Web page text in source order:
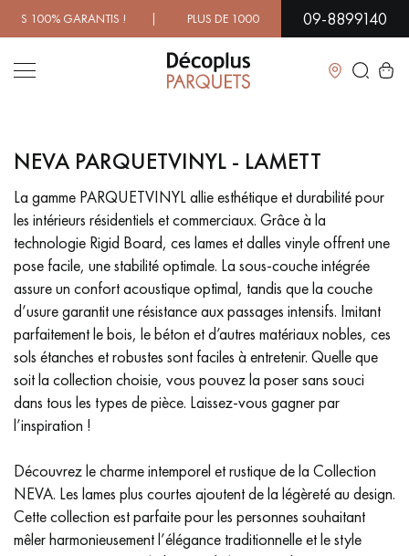
GARANTIS ! | PLUS DE 1000 MODÈLES À DÉCOUVRIR
09-8899140
Fermer
LES RECHERCHES LES PLUS COURANTES
PARQUET MASSIF
PARQUET CONTRECOLLÉ -
FLOTTANT
SOL PLAQUÉ BOIS VERITABLES
PARQUETS À MOTIFS
TRADITIONNELS
PARQUET EN BOIS EXOTIQUE PARQUET VERNIS
PARQUET HUILÉ PARQUET EN BOIS BRUT
PARQUET VIEILLI
PARQUET LAMES LARGES XXL PARQUET EN CHÊNE
ACCESSOIRES PARQUET
D'INTÉRIEUR
NEVA PARQUETVINYL - LAMETT
La gamme PARQUETVINYL allie esthétique et durabilité pour
les intérieurs résidentiels et commerciaux. Grâce à la
technologie Rigid Board, ces lames et dalles vinyle offrent une
pose facile, une stabilité optimale. La sous-couche intégrée
assure un confort acoustique optimal, tandis que la couche
d’usure garantit une résistance aux passages intensifs. Imitant
parfaitement le bois, le béton et d’autres matériaux nobles, ces
sols étanches et robustes sont faciles à entretenir. Quelle que
soit la collection choisie, vous pouvez la poser sans souci
dans tous les types de pièce. Laissez-vous gagner par
l’inspiration !
Découvrez le charme intemporel et rustique de la Collection
NEVA. Les lames plus courtes ajoutent de la légèreté au design.
Cette collection est parfaite pour les personnes souhaitant
mêler harmonieusement l’élégance traditionnelle et le style